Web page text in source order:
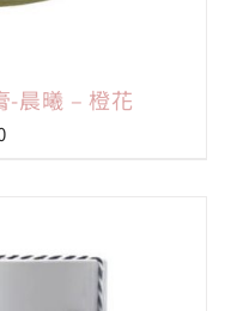
晨曦 – 橙花